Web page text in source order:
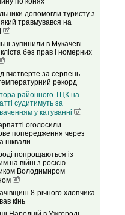
допомогли туристу з
травмувався на
зупинили в Мукачеві
без прав і номерних
вчетверте за серпень
рекорд
районного ТЦК на
судитимуть за
у катуванні
оголосили
попередження через
шквали
попрощаються із
на війні з росією
Володимиром
8-річного хлопчика
кінь